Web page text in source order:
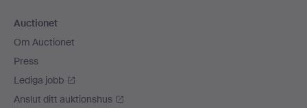
Auctionet
Om Auctionet
Press
Lediga jobb
Anslut ditt auktionshus